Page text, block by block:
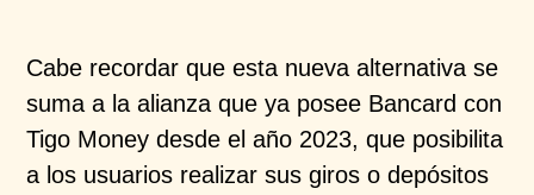
Cabe recordar que esta nueva alternativa se
suma a la alianza que ya posee Bancard con
Tigo Money desde el año 2023, que posibilita
a los usuarios realizar sus giros o depósitos